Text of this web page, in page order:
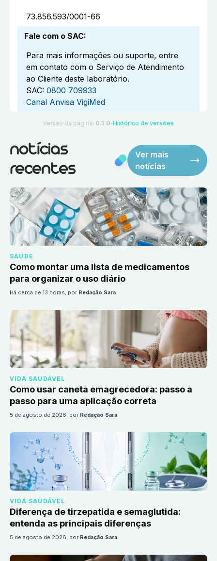
73.856.593/0001-66
Fale com o SAC:
Para mais informações ou suporte, entre
em contato com o Serviço de Atendimento
ao Cliente deste laboratório.
SAC: 0800 709933
Canal Anvisa VigiMed
Versão da página: 0.1.0 ●Histórico de versões
notícias
recentes
Ver mais
notícias
SAÚDE
Como montar uma lista de medicamentos
para organizar o uso diário
há cerca de 13 horas, por Redação Sara
VIDA SAUDÁVEL
Como usar caneta emagrecedora: passo a
passo para uma aplicação correta
5 de agosto de 2026, por Redação Sara
VIDA SAUDÁVEL
Diferença de tirzepatida e semaglutida:
entenda as principais diferenças
5 de agosto de 2026, por Redação Sara